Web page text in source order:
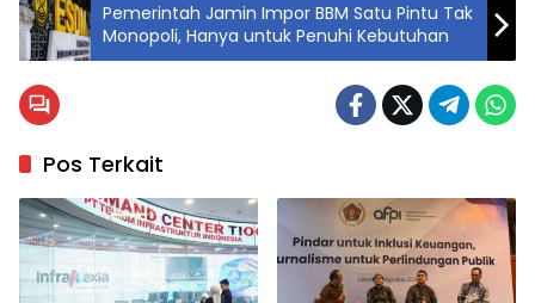
Pemerintah Jamin Impor BBM Satu Pintu Tak
Monopoli, Hanya untuk Penuhi Kebutuhan
Pos Terkait